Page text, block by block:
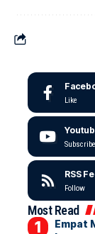
Like
Subscribe
RSS
Follow
Most Read
Empat